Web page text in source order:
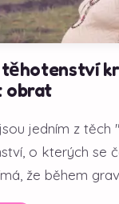
obrat
jedním z těch
o kterých se
že během